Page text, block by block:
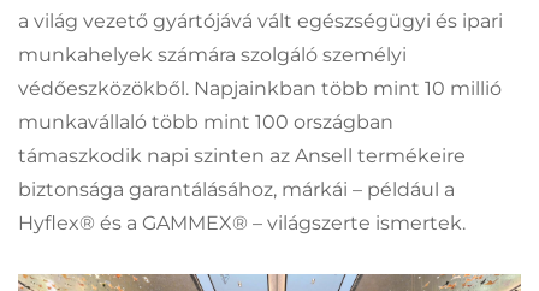
a világ vezető gyártójává vált egészségügyi és ipari
munkahelyek számára szolgáló személyi
védőeszközökből. Napjainkban több mint 10 millió
munkavállaló több mint 100 országban
támaszkodik napi szinten az Ansell termékeire
biztonsága garantálásához, márkái – például a
Hyflex® és a GAMMEX® – világszerte ismertek.